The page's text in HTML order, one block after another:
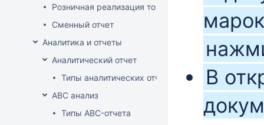
Розничная реализация топлива
Сменный отчет
Аналитика и отчеты
Аналитический отчет
Типы аналитических отчетов
ABC анализ
Типы ABC-отчета
В